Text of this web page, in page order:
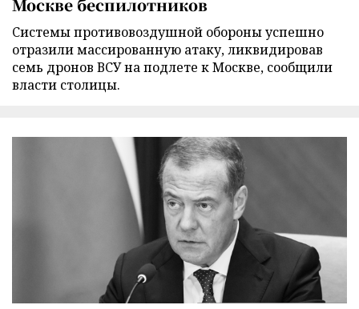
Москве беспилотников
Cистемы противовоздушной обороны успешно
отразили массированную атаку, ликвидировав
семь дронов ВСУ на подлете к Москве, сообщили
власти столицы.